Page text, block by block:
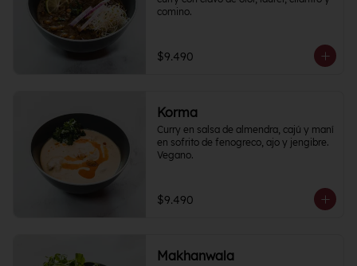
comino.
$9.490
Korma
Curry en salsa de almendra, cajú y maní
en sofrito de fenogreco, ajo y jengibre.
Vegano.
$9.490
Makhanwala